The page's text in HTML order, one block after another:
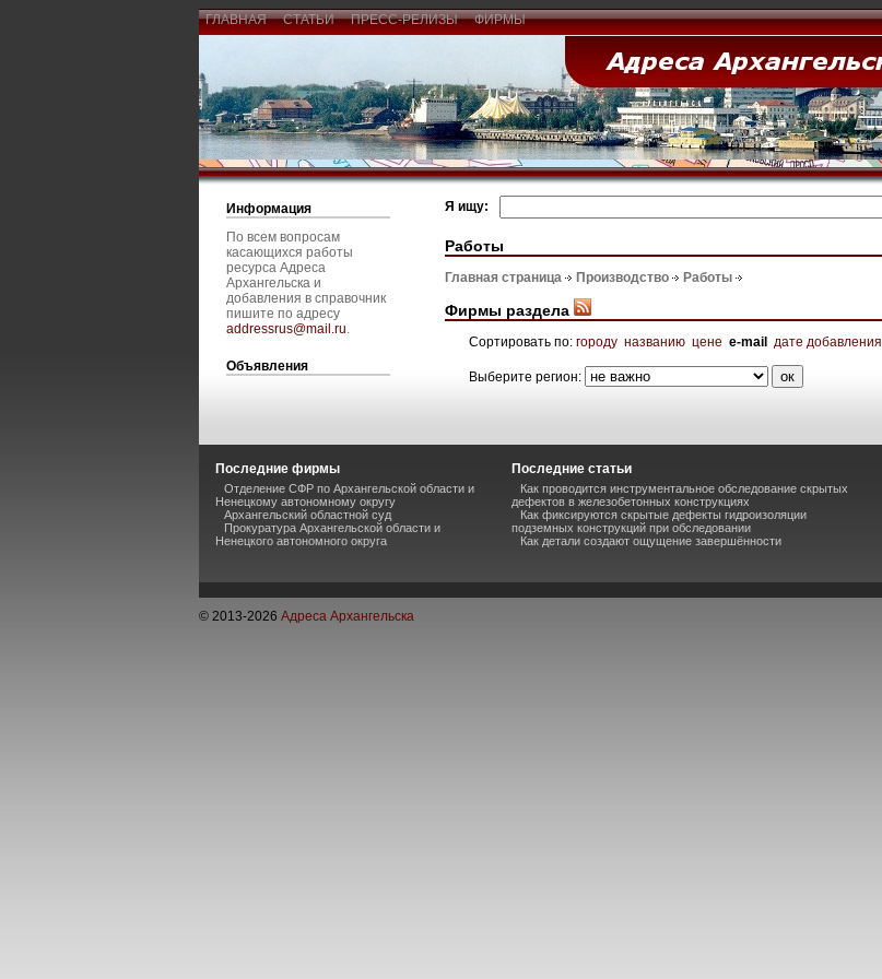
ГЛАВНАЯ СТАТЬИ ПРЕСС-РЕЛИЗЫ ФИРМЫ
Информация
По всем вопросам
касающихся работы
ресурса Адреса
Архангельска и
добавления в справочник
пишите по адресу
addressrus@mail.ru.
Объявления
Я ищу:
Работы
Главная страница Производство Работы
Фирмы раздела
Сортировать по: городу названию цене e-mail дате добавления
Выберите регион:
Последние фирмы
Отделение СФР по Архангельской области и
Ненецкому автономному округу
Архангельский областной суд
Прокуратура Архангельской области и
Ненецкого автономного округа
Последние статьи
Как проводится инструментальное обследование скрытых
дефектов в железобетонных конструкциях
Как фиксируются скрытые дефекты гидроизоляции
подземных конструкций при обследовании
Как детали создают ощущение завершённости
© 2013-2026 Адреса Архангельска